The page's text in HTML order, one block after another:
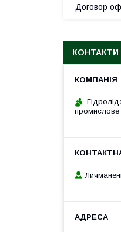
Договор
КОНТАКТИ
промислове